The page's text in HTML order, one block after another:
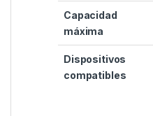
Capacidad
máxima
Dispositivos
compatibles